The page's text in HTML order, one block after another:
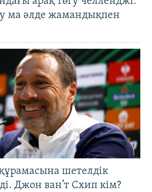
ма әлде жамандықпен
шетелдік
Джон ван’т Схип кім?